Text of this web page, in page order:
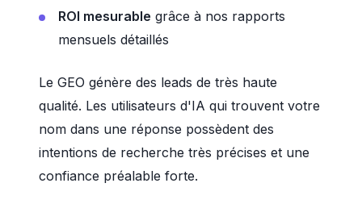
ROI mesurable grâce à nos rapports
mensuels détaillés
Le GEO génère des leads de très haute
qualité. Les utilisateurs d'IA qui trouvent votre
nom dans une réponse possèdent des
intentions de recherche très précises et une
confiance préalable forte.